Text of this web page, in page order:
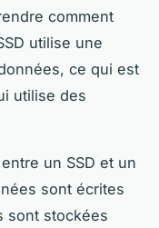
comment
utilise une
ce qui est
utilise des
un SSD et un
sont écrites
sont stockées